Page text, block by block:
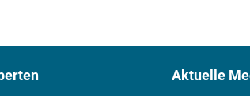
Aktuelle